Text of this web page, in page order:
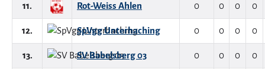
11. Rot-Weiss Ahlen 0 0 0 0
12. SpVgg Unterhaching 0 0 0 0
13. SV Babelsberg 03 0 0 0 0